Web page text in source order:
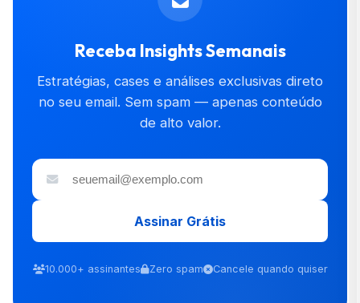
Receba Insights Semanais
Estratégias, cases e análises exclusivas direto
no seu email. Sem spam — apenas conteúdo
de alto valor.
Assinar Grátis
10.000+ assinantes Zero spam Cancele quando quiser